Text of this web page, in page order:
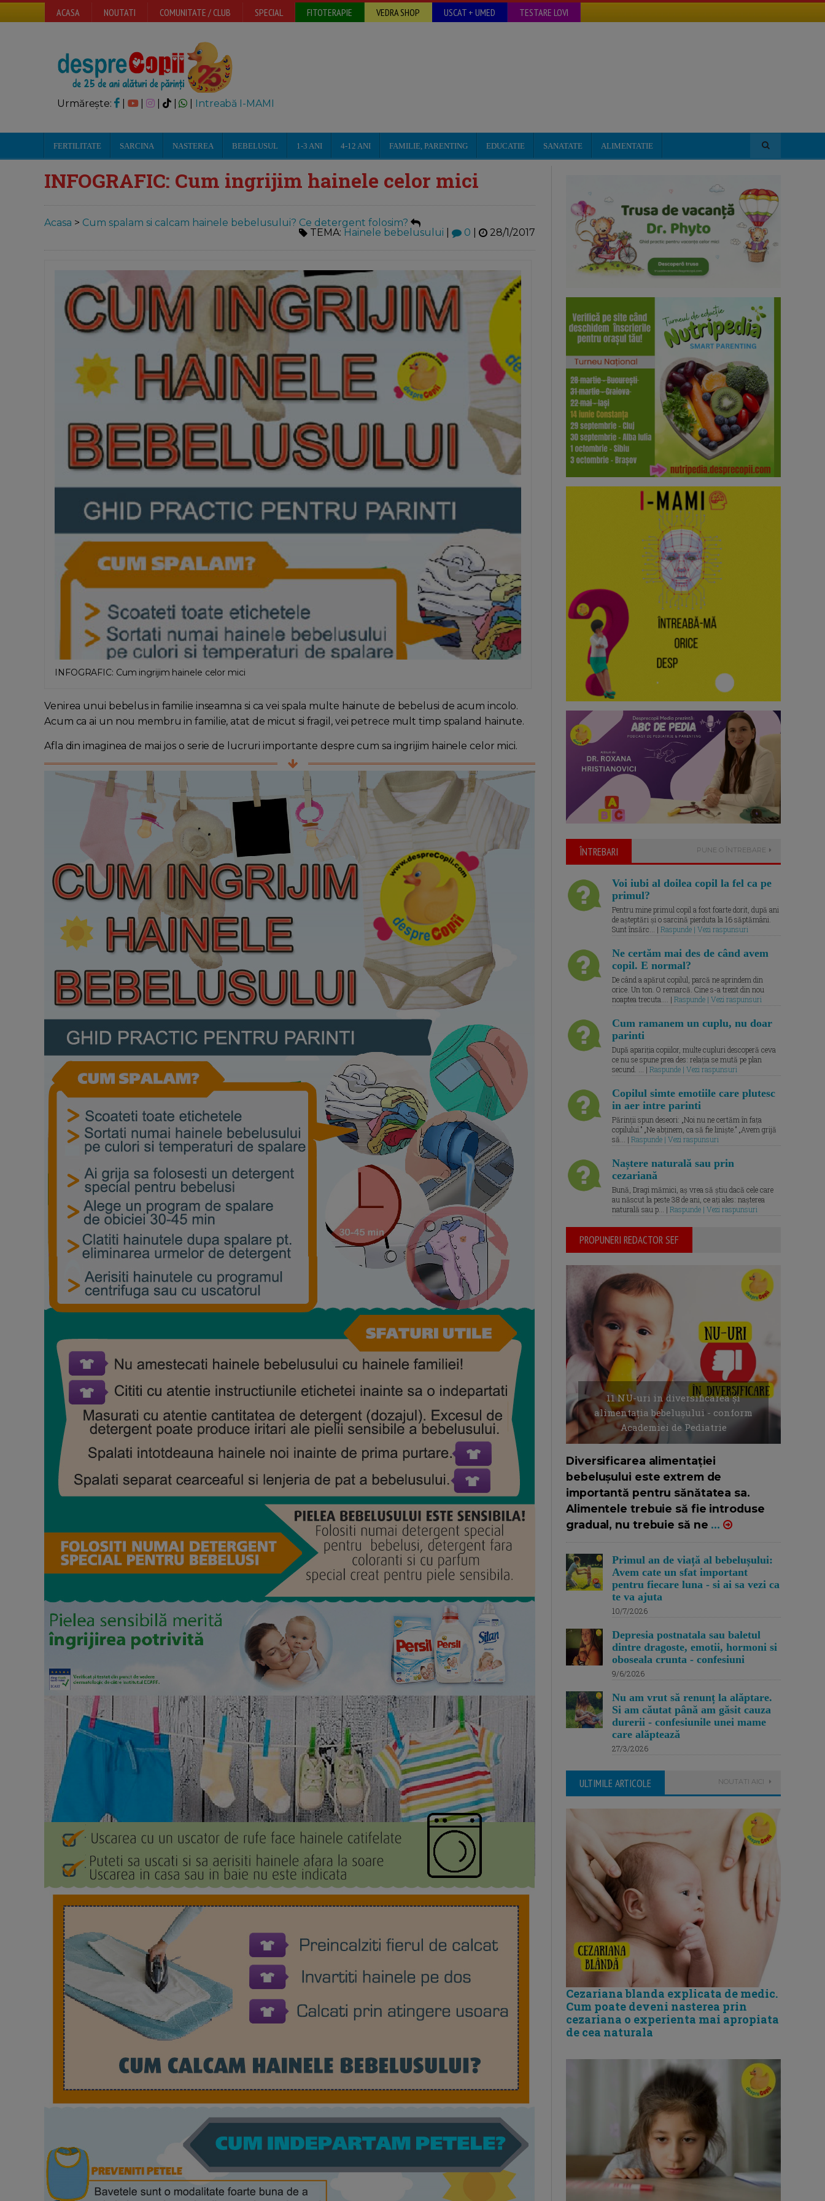
ACASA NOUTATI COMUNITATE / CLUB SPECIAL FITOTERAPIE VEDRA SHOP USCAT + UMED TESTARE LOVI
Urmărește: | | Intreabă I-MAMI
FERTILITATE SARCINA NASTEREA BEBELUSUL 1-3 ANI 4-12 ANI FAMILIE, PARENTING EDUCATIE SANATATE ALIMENTATIE
INFOGRAFIC: Cum ingrijim hainele celor mici
Acasa > Cum spalam si calcam hainele bebelusului? Ce detergent folosim?
TEMA: Hainele bebelusului 0 28/1/2017
INFOGRAFIC: Cum ingrijim hainele celor mici
Venirea unui bebelus in familie inseamna si ca vei spala multe hainute de bebelusi de acum incolo.
Acum ca ai un nou membru in familie, atat de micut si fragil, vei petrece mult timp spaland hainute.
Afla din imaginea de mai jos o serie de lucruri importante despre cum sa ingrijim hainele celor mici.
ÎNTREBARI PUNE O ÎNTREBARE
Voi iubi al doilea copil la fel ca pe
primul?
Pentru mine primul copil a fost foarte dorit, după ani
de așteptări și o sarcină pierduta la 16 săptămâni.
Sunt însărc... | Raspunde | Vezi raspunsuri
Ne certăm mai des de când avem
copil. E normal?
De când a apărut copilul, parcă ne aprindem din
orice. Un ton. O remarcă. Cine s-a trezit din nou
noaptea trecuta.... | Raspunde | Vezi raspunsuri
Cum ramanem un cuplu, nu doar
parinti
După apariția copiilor, multe cupluri descoperă ceva
ce nu se spune prea des: relația se mută pe plan
secund. ... | Raspunde | Vezi raspunsuri
Copilul simte emotiile care plutesc
in aer intre parinti
Părinții spun deseori: „Noi nu ne certăm în fața
copilului.” „Ne abținem, ca să fie liniște.” „Avem grijă
să... | Raspunde | Vezi raspunsuri
Naștere naturală sau prin
cezariană
Bună, Dragi mămici, aș vrea să știu dacă cele care
au născut la peste 38 de ani, ce ați ales: nașterea
naturală sau p... | Raspunde | Vezi raspunsuri
PROPUNERI REDACTOR SEF
11 NU-uri in diversificarea și
alimentația bebelușului - conform
Academiei de Pediatrie
Diversificarea alimentației
bebelușului este extrem de
importantă pentru sănătatea sa.
Alimentele trebuie să fie introduse
gradual, nu trebuie să ne ...
Primul an de viață al bebelușului:
Avem cate un sfat important
pentru fiecare luna - si ai sa vezi ca
te va ajuta
10/7/2026
Depresia postnatala sau baletul
dintre dragoste, emotii, hormoni si
oboseala crunta - confesiuni
9/6/2026
Nu am vrut să renunț la alăptare.
Si am căutat până am găsit cauza
durerii - confesiunile unei mame
care alăptează
27/3/2026
ULTIMILE ARTICOLE NOUTATI AICI
Cezariana blanda explicata de medic.
Cum poate deveni nasterea prin
cezariana o experienta mai apropiata
de cea naturala